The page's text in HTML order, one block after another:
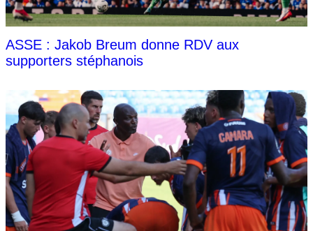
ASSE : Jakob Breum donne RDV aux
supporters stéphanois